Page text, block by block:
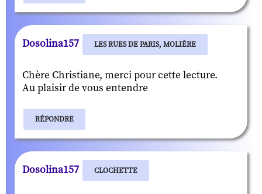
Dosolina157 LES RUES DE PARIS, MOLIÈRE
Chère Christiane, merci pour cette lecture.
Au plaisir de vous entendre
RÉPONDRE
Dosolina157 CLOCHETTE